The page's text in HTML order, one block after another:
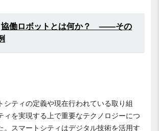
協働ロボットとは何か？ ――その
シティの定義や現在行われている取り組
ィを実現する上で重要なテクノロジーにつ
。スマートシティはデジタル技術を活用す